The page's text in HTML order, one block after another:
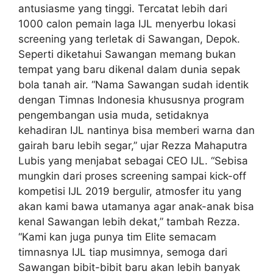
antusiasme yang tinggi. Tercatat lebih dari
1000 calon pemain laga IJL menyerbu lokasi
screening yang terletak di Sawangan, Depok.
Seperti diketahui Sawangan memang bukan
tempat yang baru dikenal dalam dunia sepak
bola tanah air. “Nama Sawangan sudah identik
dengan Timnas Indonesia khususnya program
pengembangan usia muda, setidaknya
kehadiran IJL nantinya bisa memberi warna dan
gairah baru lebih segar,” ujar Rezza Mahaputra
Lubis yang menjabat sebagai CEO IJL. “Sebisa
mungkin dari proses screening sampai kick-off
kompetisi IJL 2019 bergulir, atmosfer itu yang
akan kami bawa utamanya agar anak-anak bisa
kenal Sawangan lebih dekat,” tambah Rezza.
“Kami kan juga punya tim Elite semacam
timnasnya IJL tiap musimnya, semoga dari
Sawangan bibit-bibit baru akan lebih banyak